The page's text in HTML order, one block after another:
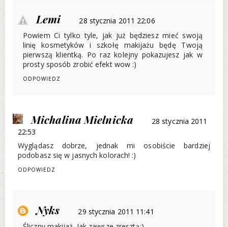
Lemi
28 stycznia 2011 22:06
Powiem Ci tylko tyle, jak już będziesz mieć swoją
linię kosmetyków i szkołę makijażu będę Twoją
pierwszą klientką. Po raz kolejny pokazujesz jak w
prosty sposób zrobić efekt wow :)
ODPOWIEDZ
Michalina Mielnicka
28 stycznia 2011
22:53
Wyglądasz dobrze, jednak mi osobiście bardziej
podobasz się w jasnych kolorach! :)
ODPOWIEDZ
Nyks
29 stycznia 2011 11:41